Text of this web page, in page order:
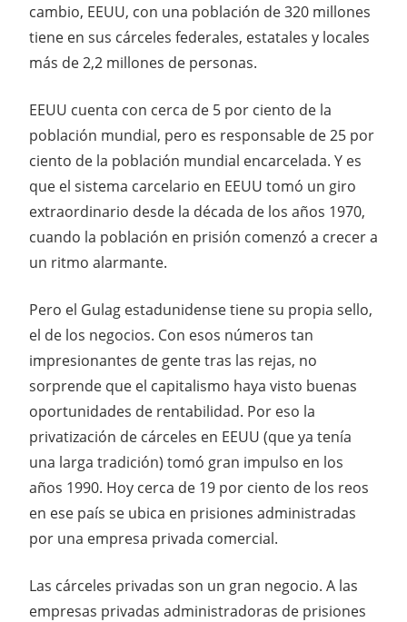
cambio, EEUU, con una población de 320 millones
tiene en sus cárceles federales, estatales y locales
más de 2,2 millones de personas.
EEUU cuenta con cerca de 5 por ciento de la
población mundial, pero es responsable de 25 por
ciento de la población mundial encarcelada. Y es
que el sistema carcelario en EEUU tomó un giro
extraordinario desde la década de los años 1970,
cuando la población en prisión comenzó a crecer a
un ritmo alarmante.
Pero el Gulag estadunidense tiene su propia sello,
el de los negocios. Con esos números tan
impresionantes de gente tras las rejas, no
sorprende que el capitalismo haya visto buenas
oportunidades de rentabilidad. Por eso la
privatización de cárceles en EEUU (que ya tenía
una larga tradición) tomó gran impulso en los
años 1990. Hoy cerca de 19 por ciento de los reos
en ese país se ubica en prisiones administradas
por una empresa privada comercial.
Las cárceles privadas son un gran negocio. A las
empresas privadas administradoras de prisiones